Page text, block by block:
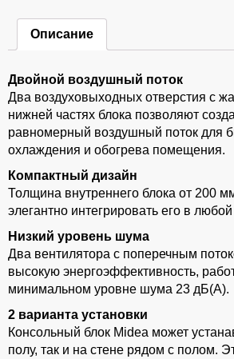
Описание
Двойной воздушный поток
Два воздуховыходных отверстия с
нижней частях блока позволяют
равномерный воздушный поток для
охлаждения и обогрева помещения.
Компактный дизайн
Толщина внутреннего блока от 200
элегантно интегрировать его в
Низкий уровень шума
Два вентилятора с поперечным
высокую энергоэффективность,
минимальном уровне шума 23 дБ(А).
2 варианта установки
Консольный блок Midea может
полу, так и на стене рядом с полом.